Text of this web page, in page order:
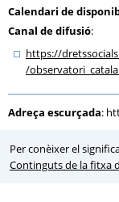
Calendari de
Canal de difusió:
https://
/
Adreça escurçada:
Per conèixer el
Continguts de la fitxa